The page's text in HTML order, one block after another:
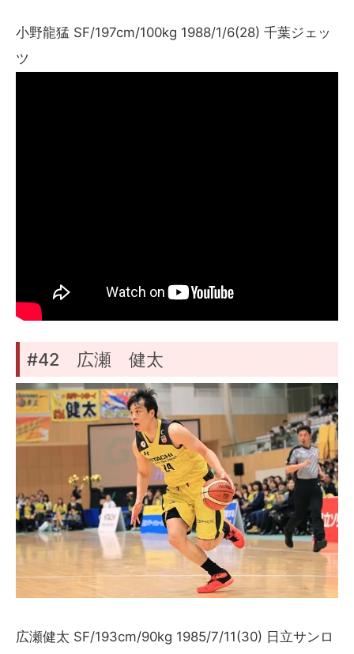
小野龍猛 SF/197cm/100kg 1988/1/6(28) 千葉ジェッ
ツ
#42 広瀬 健太
広瀬健太 SF/193cm/90kg 1985/7/11(30) 日立サンロ